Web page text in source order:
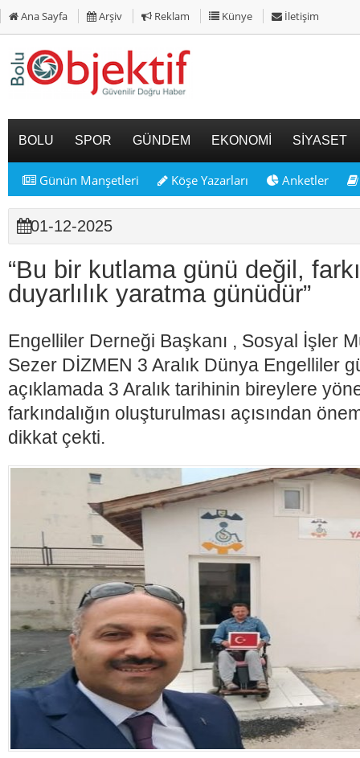
Ana Sayfa Arşiv Reklam Künye İletişim
BOLU SPOR GÜNDEM EKONOMİ SİYASET
Günün Manşetleri Köşe Yazarları Anketler
01-12-2025
“Bu bir kutlama günü değil,
duyarlılık yaratma günüdür”
Engelliler Derneği Başkanı , Sosyal İşler
Sezer DİZMEN 3 Aralık Dünya Engelliler
açıklamada 3 Aralık tarihinin bireylere
farkındalığın oluşturulması açısından
dikkat çekti.